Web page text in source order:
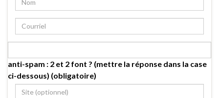
anti-spam : 2 et 2 font ? (mettre la réponse dans la case
ci-dessous) (obligatoire)